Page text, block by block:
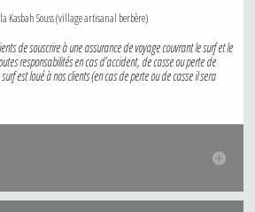
Kasbah Souss (village artisanal berbère)
de souscrire à une assurance de voyage couvrant le surf et le
responsabilités en cas d’accident, de casse ou perte de
est loué à nos clients (en cas de perte ou de casse il sera